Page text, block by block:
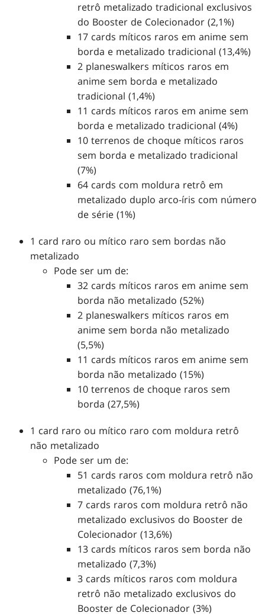
retrô metalizado tradicional exclusivos
do Booster de Colecionador (2,1%)
17 cards míticos raros em anime sem
borda e metalizado tradicional (13,4%)
2 planeswalkers míticos raros em
anime sem borda e metalizado
tradicional (1,4%)
11 cards míticos raros em anime sem
borda e metalizado tradicional (4%)
10 terrenos de choque míticos raros
sem borda e metalizado tradicional
(7%)
64 cards com moldura retrô em
metalizado duplo arco-íris com número
de série (1%)
1 card raro ou mítico raro sem bordas não
metalizado
Pode ser um de:
32 cards míticos raros em anime sem
borda não metalizado (52%)
2 planeswalkers míticos raros em
anime sem borda não metalizado
(5,5%)
11 cards míticos raros em anime sem
borda não metalizado (15%)
10 terrenos de choque raros sem
borda (27,5%)
1 card raro ou mítico raro com moldura retrô
não metalizado
Pode ser um de:
51 cards raros com moldura retrô não
metalizado (76,1%)
7 cards raros com moldura retrô não
metalizado exclusivos do Booster de
Colecionador (13,6%)
13 cards míticos raros sem borda não
metalizado (7,3%)
3 cards míticos raros com moldura
retrô não metalizado exclusivos do
Booster de Colecionador (3%)